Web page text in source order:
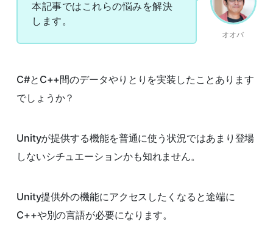
オオバ
本記事ではこれらの悩みを解決
します。
C#とC++間のデータやりとりを実装したことあります
でしょうか？
Unityが提供する機能を普通に使う状況ではあまり登場
しないシチュエーションかも知れません。
Unity提供外の機能にアクセスしたくなると途端に
C++や別の言語が必要になります。